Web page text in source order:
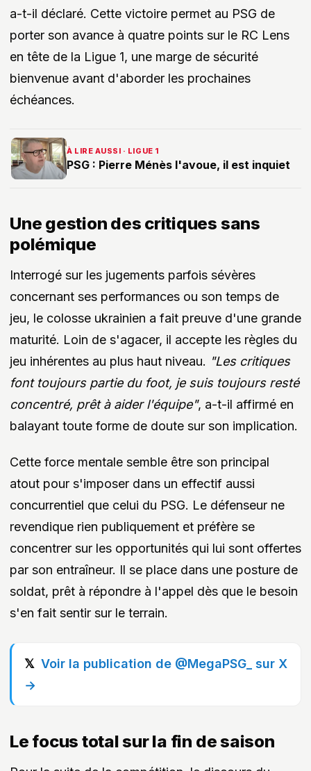
a-t-il déclaré. Cette victoire permet au PSG de
porter son avance à quatre points sur le RC Lens
en tête de la Ligue 1, une marge de sécurité
bienvenue avant d'aborder les prochaines
échéances.
À LIRE AUSSI · LIGUE 1
PSG : Pierre Ménès l'avoue, il est inquiet
Une gestion des critiques sans
polémique
Interrogé sur les jugements parfois sévères
concernant ses performances ou son temps de
jeu, le colosse ukrainien a fait preuve d'une grande
maturité. Loin de s'agacer, il accepte les règles du
jeu inhérentes au plus haut niveau. "Les critiques
font toujours partie du foot, je suis toujours resté
concentré, prêt à aider l'équipe", a-t-il affirmé en
balayant toute forme de doute sur son implication.
Cette force mentale semble être son principal
atout pour s'imposer dans un effectif aussi
concurrentiel que celui du PSG. Le défenseur ne
revendique rien publiquement et préfère se
concentrer sur les opportunités qui lui sont offertes
par son entraîneur. Il se place dans une posture de
soldat, prêt à répondre à l'appel dès que le besoin
s'en fait sentir sur le terrain.
Voir la publication de @MegaPSG_ sur X
→
Le focus total sur la fin de saison